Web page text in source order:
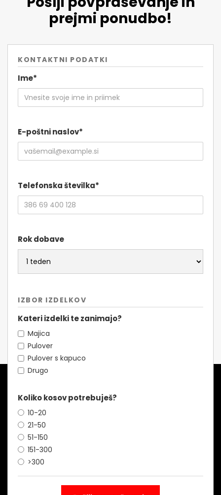
prejmi ponudbo!
KONTAKTNI PODATKI
Ime*
E-poštni naslov*
Telefonska številka*
Rok dobave
IZBOR IZDELKOV
Kateri izdelki te zanimajo?
Majica
Pulover
Pulover s kapuco
Drugo
Koliko kosov potrebuješ?
10-20
21-50
51-150
151-300
>300